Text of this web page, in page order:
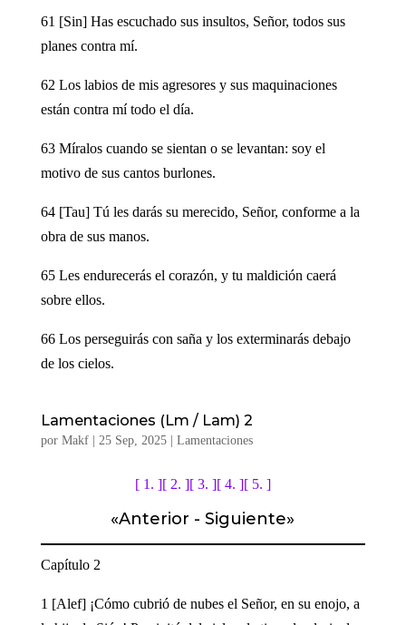
61 [Sin] Has escuchado sus insultos, Señor, todos sus
planes contra mí.
62 Los labios de mis agresores y sus maquinaciones
están contra mí todo el día.
63 Míralos cuando se sientan o se levantan: soy el
motivo de sus cantos burlones.
64 [Tau] Tú les darás su merecido, Señor, conforme a la
obra de sus manos.
65 Les endurecerás el corazón, y tu maldición caerá
sobre ellos.
66 Los perseguirás con saña y los exterminarás debajo
de los cielos.
Lamentaciones (Lm / Lam) 2
por Makf| 25 Sep, 2025| Lamentaciones
[ 1. ][ 2. ][ 3. ][ 4. ][ 5. ]
«Anterior -Siguiente»
Capítulo 2
1 [Alef] ¡Cómo cubrió de nubes el Señor, en su enojo, a